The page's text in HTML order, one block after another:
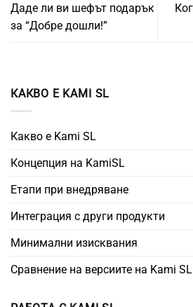
Даде ли ви шефът подарък
за “Добре дошли!”
КАКВО Е KAMI SL
Какво е Kami SL
Концепция на KamiSL
Етапи при внедряване
Интеграция с други продукти
Минимални изисквания
Сравнение на версиите на Kami SL